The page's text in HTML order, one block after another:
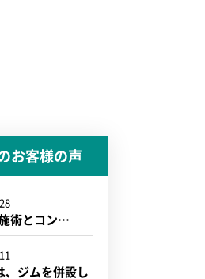
お客様の声
術とコン…
、ジムを併設し